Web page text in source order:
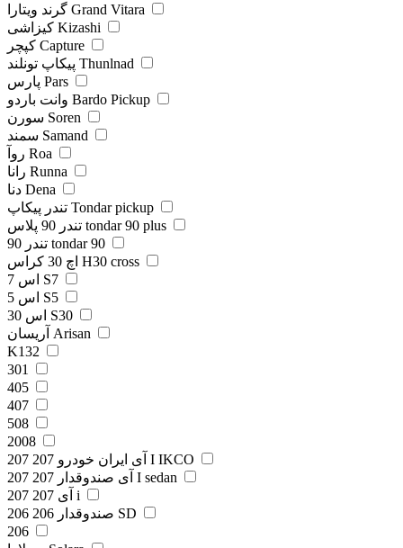
گرند ویتارا Grand Vitara
کیزاشی Kizashi
کپچر Capture
پیکاپ تونلند Thunlnad
پارس Pars
وانت باردو Bardo Pickup
سورن Soren
سمند Samand
روآ Roa
رانا Runna
دنا Dena
تندر پیکاپ Tondar pickup
تندر 90 پلاس tondar 90 plus
تندر 90 tondar 90
اچ 30 کراس H30 cross
اس 7 S7
اس 5 S5
اس 30 S30
آریسان Arisan
K132
301
405
407
508
2008
207 آی ایران خودرو 207 I IKCO
207 آی صندوقدار 207 I sedan
207 آی 207 i
206 صندوقدار 206 SD
206